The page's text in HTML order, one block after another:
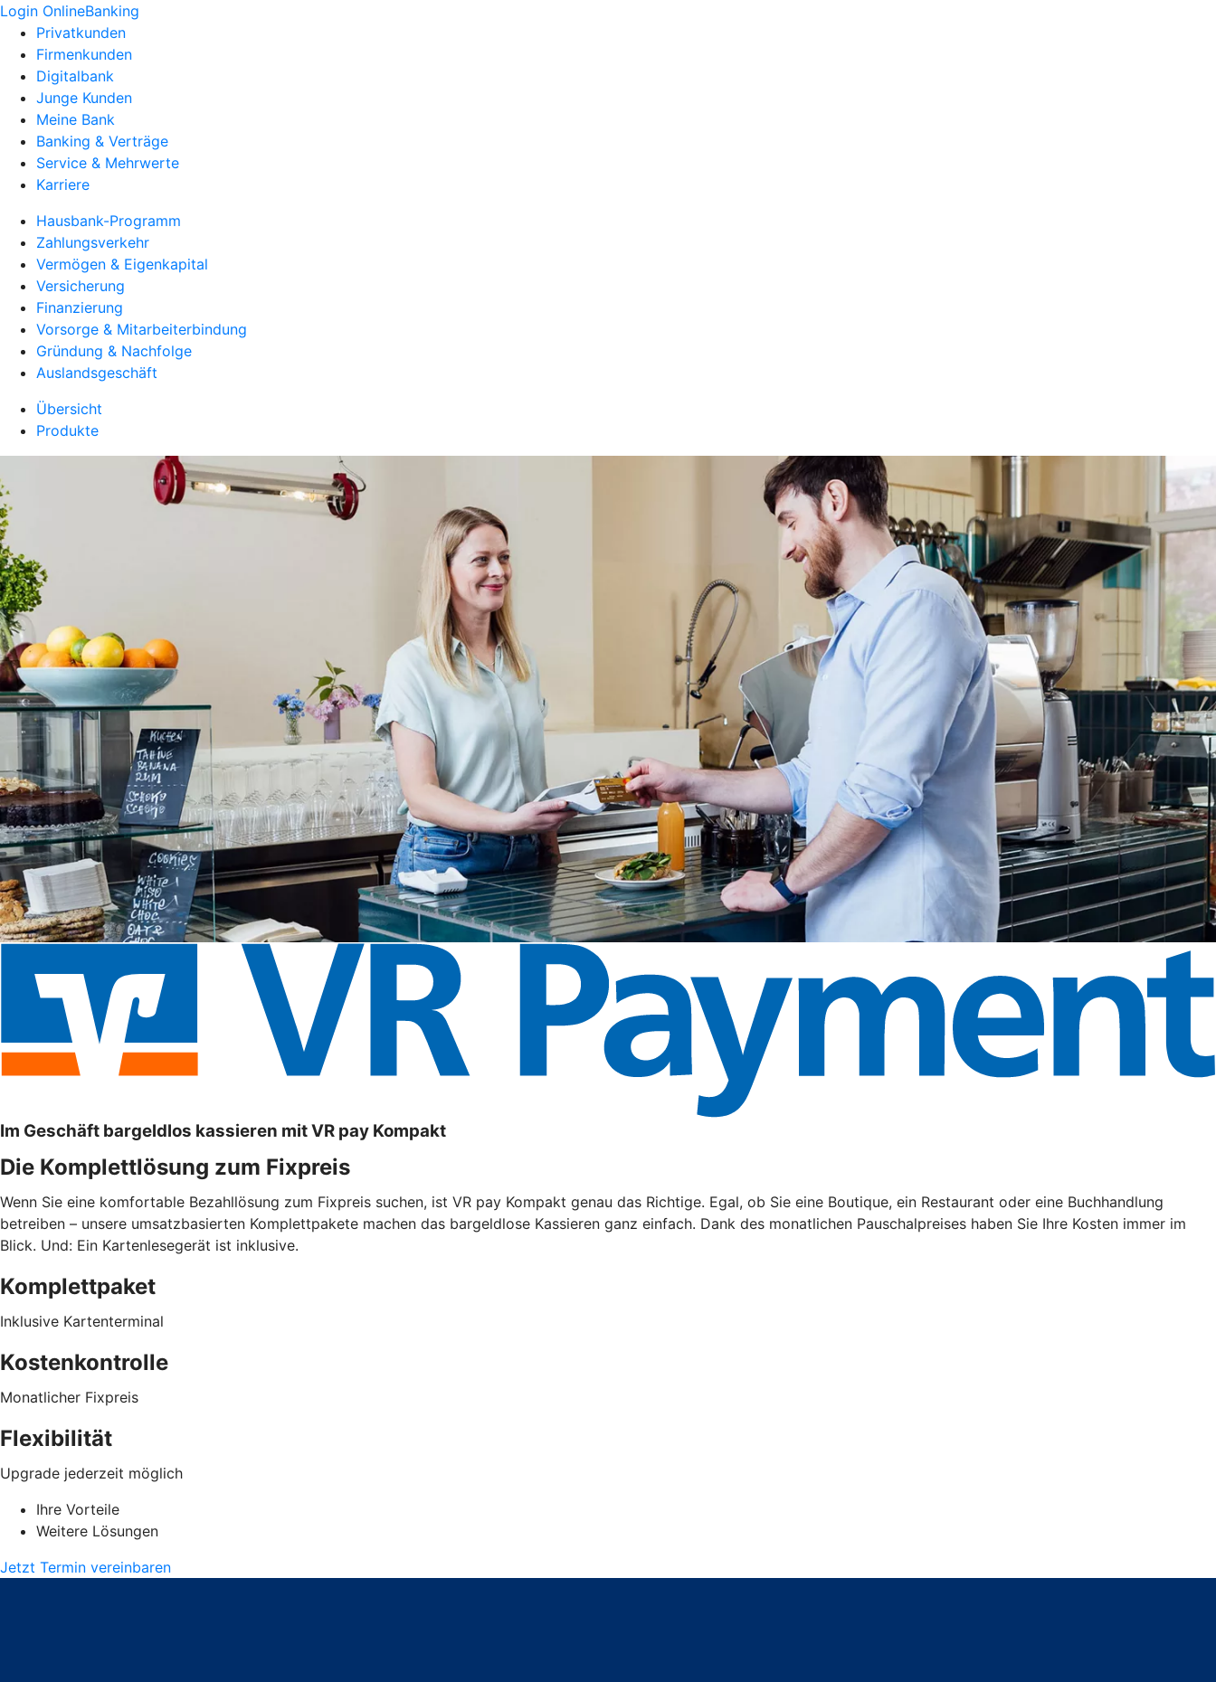
Login OnlineBanking
Privatkunden
Firmenkunden
Digitalbank
Junge Kunden
Meine Bank
Banking & Verträge
Service & Mehrwerte
Karriere
Hausbank-Programm
Zahlungsverkehr
Vermögen & Eigenkapital
Versicherung
Finanzierung
Vorsorge & Mitarbeiterbindung
Gründung & Nachfolge
Auslandsgeschäft
Übersicht
Produkte
Im Geschäft bargeldlos kassieren mit VR pay Kompakt
Die Komplettlösung zum Fixpreis
Wenn Sie eine komfortable Bezahllösung zum Fixpreis suchen, ist VR pay Kompakt genau das Richtige. Egal, ob Sie eine Boutique, ein Restaurant oder eine Buchhandlung
betreiben – unsere umsatzbasierten Komplettpakete machen das bargeldlose Kassieren ganz einfach. Dank des monatlichen Pauschalpreises haben Sie Ihre Kosten immer im
Blick. Und: Ein Kartenlesegerät ist inklusive.
Komplettpaket
Inklusive Kartenterminal
Kostenkontrolle
Monatlicher Fixpreis
Flexibilität
Upgrade jederzeit möglich
Ihre Vorteile
Weitere Lösungen
Jetzt Termin vereinbaren